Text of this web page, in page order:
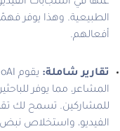
عنها في استجابات
الطبيعية. وهذا يوفر
أفعالهم.
تقارير شاملة:
المشاعر، مما يوفر
للمشاركين. تسمح لك
الفيديو، واستخلاص